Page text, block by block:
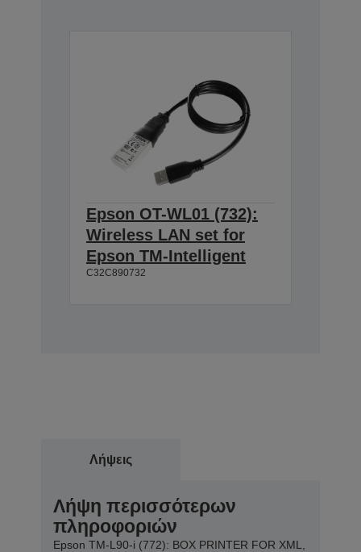
Epson OT-WL01 (732):
Wireless LAN set for
Epson TM-Intelligent
C32C890732
Λήψεις
Λήψη περισσότερων
πληροφοριών
Epson TM-L90-i (772): BOX PRINTER FOR XML,